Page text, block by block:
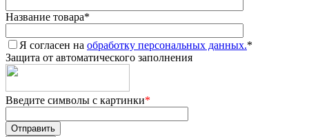
Название товара*
Я согласен на обработку персональных данных.*
Защита от автоматического заполнения
Введите символы с картинки*